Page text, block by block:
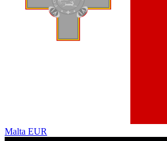
Malta EUR